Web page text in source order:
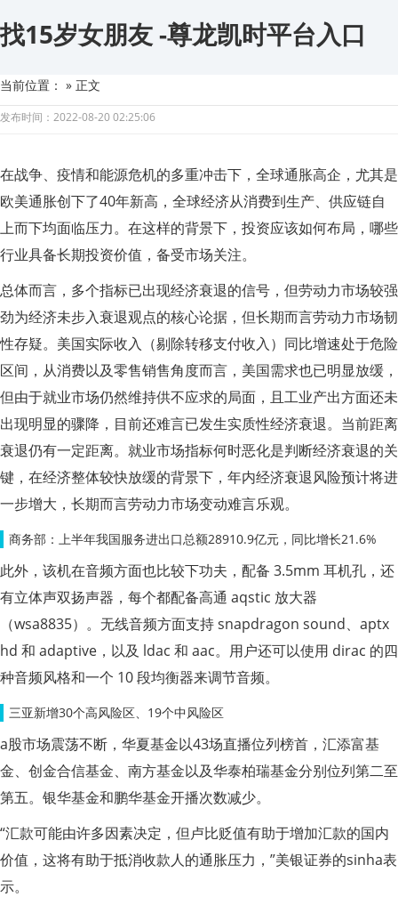
找15岁女朋友 -尊龙凯时平台入口
当前位置： » 正文
发布时间：2022-08-20 02:25:06
在战争、疫情和能源危机的多重冲击下，全球通胀高企，尤其是
欧美通胀创下了40年新高，全球经济从消费到生产、供应链自
上而下均面临压力。在这样的背景下，投资应该如何布局，哪些
行业具备长期投资价值，备受市场关注。
总体而言，多个指标已出现经济衰退的信号，但劳动力市场较强
劲为经济未步入衰退观点的核心论据，但长期而言劳动力市场韧
性存疑。美国实际收入（剔除转移支付收入）同比增速处于危险
区间，从消费以及零售销售角度而言，美国需求也已明显放缓，
但由于就业市场仍然维持供不应求的局面，且工业产出方面还未
出现明显的骤降，目前还难言已发生实质性经济衰退。当前距离
衰退仍有一定距离。就业市场指标何时恶化是判断经济衰退的关
键，在经济整体较快放缓的背景下，年内经济衰退风险预计将进
一步增大，长期而言劳动力市场变动难言乐观。
商务部：上半年我国服务进出口总额28910.9亿元，同比增长21.6%
此外，该机在音频方面也比较下功夫，配备 3.5mm 耳机孔，还
有立体声双扬声器，每个都配备高通 aqstic 放大器
（wsa8835）。无线音频方面支持 snapdragon sound、aptx
hd 和 adaptive，以及 ldac 和 aac。用户还可以使用 dirac 的四
种音频风格和一个 10 段均衡器来调节音频。
三亚新增30个高风险区、19个中风险区
a股市场震荡不断，华夏基金以43场直播位列榜首，汇添富基
金、创金合信基金、南方基金以及华泰柏瑞基金分别位列第二至
第五。银华基金和鹏华基金开播次数减少。
“汇款可能由许多因素决定，但卢比贬值有助于增加汇款的国内
价值，这将有助于抵消收款人的通胀压力，”美银证券的sinha表
示。